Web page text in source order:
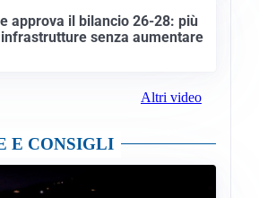
approva il bilancio 26-28: più
senza aumentare
Altri video
E CONSIGLI